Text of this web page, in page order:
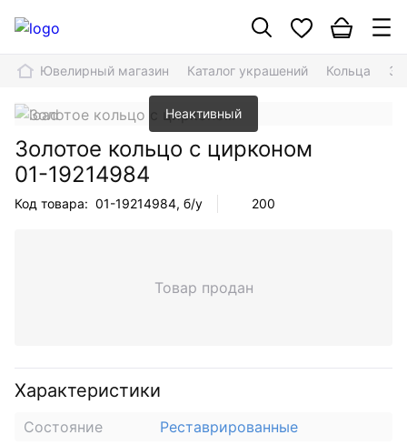
Ювелирный магазин Каталог украшений Кольца
Неактивный
Золотое кольцо с цирконом
01-19214984
Код товара: 01-19214984, б/у 200
Товар продан
Характеристики
Состояние
Реставрированные